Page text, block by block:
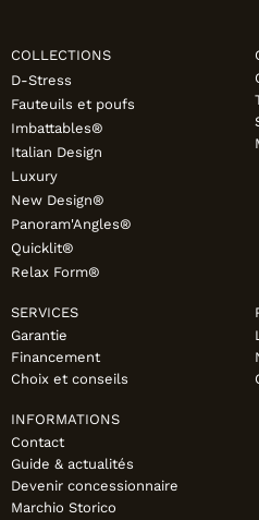
COLLECTIONS
D-Stress
Fauteuils et poufs
Imbattables®
Italian Design
Luxury
New Design®
Panoram'Angles®
Quicklit®
Relax Form®
SERVICES
Garantie
Financement
Choix et conseils
INFORMATIONS
Contact
Guide & actualités
Devenir concessionnaire
Marchio Storico